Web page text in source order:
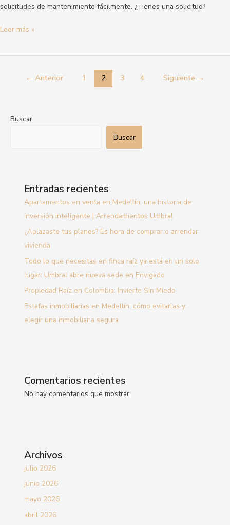
solicitudes de mantenimiento fácilmente. ¿Tienes una solicitud?
Leer más »
← Anterior 1 2 3 4 Siguiente →
Buscar
Buscar
Entradas recientes
Apartamentos en venta en Medellín: una historia de
inversión inteligente | Arrendamientos Umbral
¿Aplazaste tus planes? Es hora de comprar o arrendar
vivienda
Todo lo que necesitas en finca raíz ya está en un solo
lugar: Umbral abre nueva sede en Envigado
Propiedad Raíz en Colombia: Invierte Sin Miedo
Estafas inmobiliarias en Medellín: cómo evitarlas y
elegir una inmobiliaria segura
Comentarios recientes
No hay comentarios que mostrar.
Archivos
julio 2026
junio 2026
mayo 2026
abril 2026